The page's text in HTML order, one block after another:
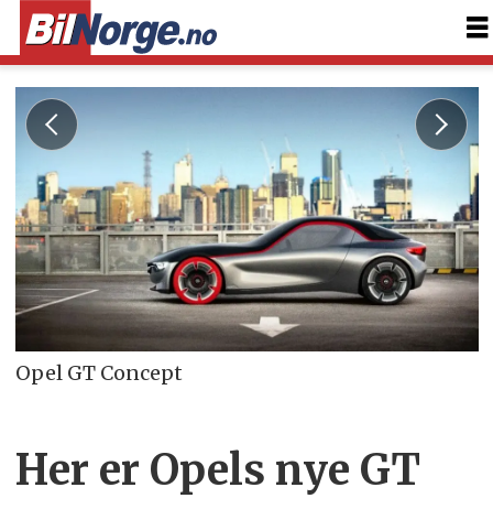
Opel GT Concept
Her er Opels nye GT